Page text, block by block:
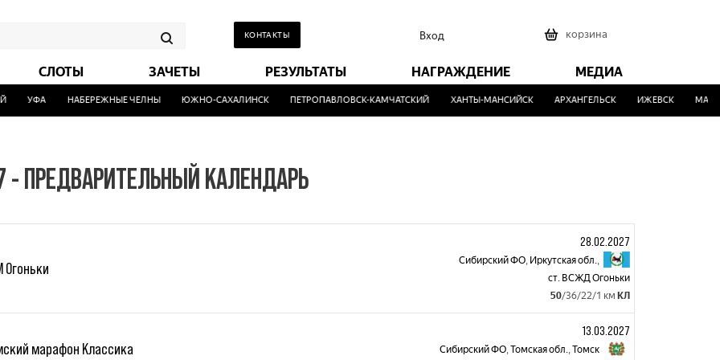
КОНТАКТЫ Вход корзина
СЛОТЫ ЗАЧЕТЫ РЕЗУЛЬТАТЫ НАГРАЖДЕНИЕ МЕДИА
УФА НАБЕРЕЖНЫЕ ЧЕЛНЫ ЮЖНО-САХАЛИНСК ПЕТРОПАВЛОВСК-КАМЧАТСКИЙ ХАНТЫ-МАНСИЙСК АРХАНГЕЛЬСК ИЖЕВСК
- ПРЕДВАРИТЕЛЬНЫЙ КАЛЕНДАРЬ
Огоньки
28.02.2027
Сибирский ФО, Иркутская обл.,
ст. ВСЖД Огоньки
50/36/22/1 км КЛ
марафон Классика
13.03.2027
Сибирский ФО,Томская обл.,Томск